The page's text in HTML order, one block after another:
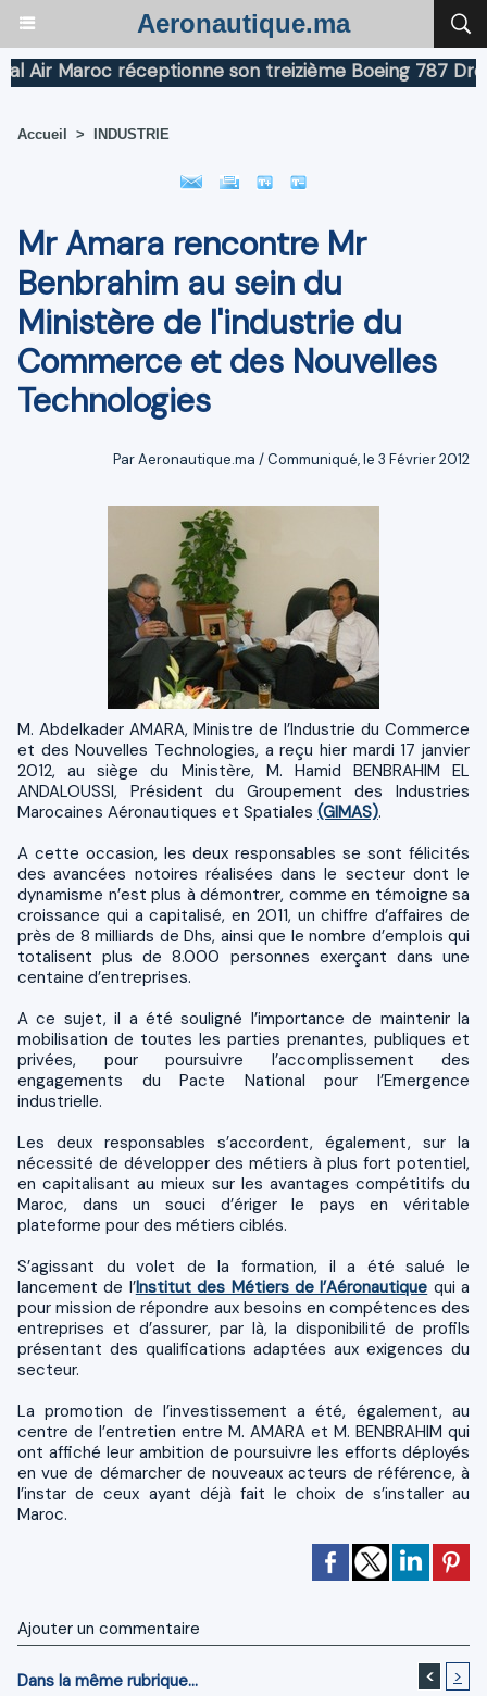
Aeronautique.ma
Maroc réceptionne son treizième Boeing 787
Accueil > INDUSTRIE
Mr Amara rencontre Mr
Benbrahim au sein du
Ministère de l'industrie du
Commerce et des Nouvelles
Technologies
Par Aeronautique.ma / Communiqué, le 3 Février 2012
M. Abdelkader AMARA, Ministre de l’Industrie du Commerce
et des Nouvelles Technologies, a reçu hier mardi 17 janvier
2012, au siège du Ministère, M. Hamid BENBRAHIM EL
ANDALOUSSI, Président du Groupement des Industries
Marocaines Aéronautiques et Spatiales (GIMAS).
A cette occasion, les deux responsables se sont félicités
des avancées notoires réalisées dans le secteur dont le
dynamisme n’est plus à démontrer, comme en témoigne sa
croissance qui a capitalisé, en 2011, un chiffre d’affaires de
près de 8 milliards de Dhs, ainsi que le nombre d’emplois qui
totalisent plus de 8.000 personnes exerçant dans une
centaine d’entreprises.
A ce sujet, il a été souligné l’importance de maintenir la
mobilisation de toutes les parties prenantes, publiques et
privées, pour poursuivre l’accomplissement des
engagements du Pacte National pour l’Emergence
industrielle.
Les deux responsables s’accordent, également, sur la
nécessité de développer des métiers à plus fort potentiel,
en capitalisant au mieux sur les avantages compétitifs du
Maroc, dans un souci d’ériger le pays en véritable
plateforme pour des métiers ciblés.
S’agissant du volet de la formation, il a été salué le
lancement de l’Institut des Métiers de l’Aéronautique qui a
pour mission de répondre aux besoins en compétences des
entreprises et d’assurer, par là, la disponibilité de profils
présentant des qualifications adaptées aux exigences du
secteur.
La promotion de l’investissement a été, également, au
centre de l’entretien entre M. AMARA et M. BENBRAHIM qui
ont affiché leur ambition de poursuivre les efforts déployés
en vue de démarcher de nouveaux acteurs de référence, à
l’instar de ceux ayant déjà fait le choix de s’installer au
Maroc.
Ajouter un commentaire
Dans la même rubrique... < >